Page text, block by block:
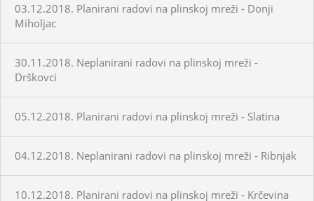
03.12.2018. Planirani radovi na plinskoj mreži - Donji
Miholjac
30.11.2018. Neplanirani radovi na plinskoj mreži -
Drškovci
05.12.2018. Planirani radovi na plinskoj mreži - Slatina
04.12.2018. Neplanirani radovi na plinskoj mreži - Ribnjak
10.12.2018. Planirani radovi na plinskoj mreži - Krčevina